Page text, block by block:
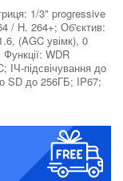
1/3" progressive
/ H. 264+; Об'єктив:
(AGC увімк), 0
WDR
ІЧ-підсвічування до
SD до 256ГБ; IP67;